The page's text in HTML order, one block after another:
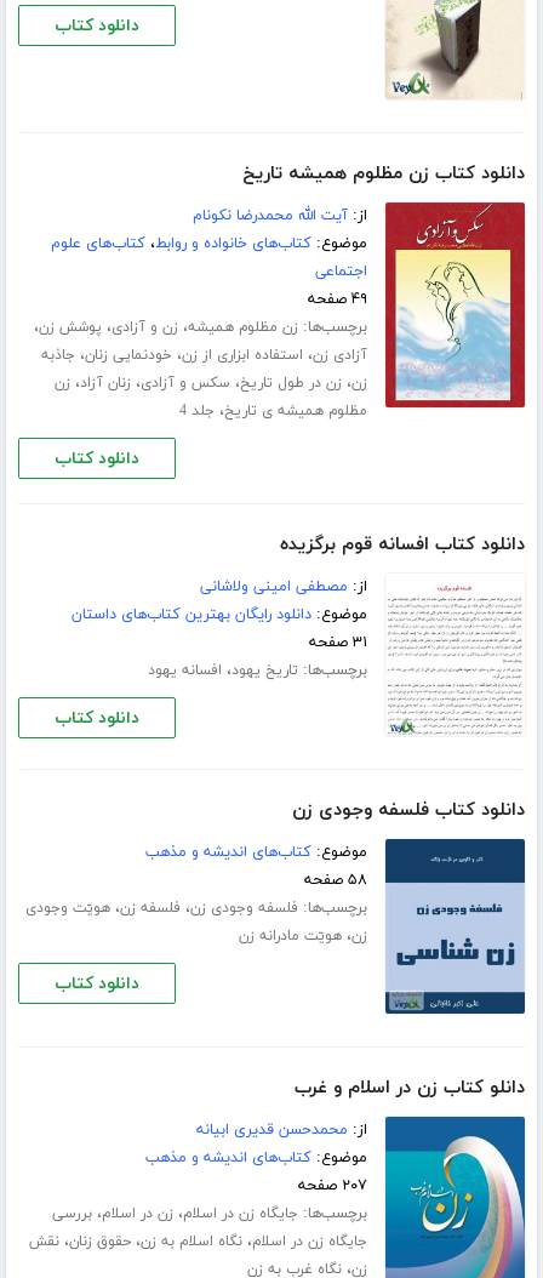
دانلود کتاب
دانلود کتاب زن مظلوم همیشه تاریخ
از:آیت الله محمدرضا نکونام
موضوع:کتاب‌های خانواده و روابط،کتاب‌های علوم
اجتماعی
۴۹ صفحه
برچسب‌ها: زن مظلوم همیشه، زن و آزادی، پوشش زن،
آزادی زن، استفاده ابزاری از زن، خودنمایی زنان، جاذبه
زن، زن در طول تاریخ، سکس و آزادی، زنان آزاد، زن
مظلوم همیشه ی تاریخ، جلد 4
دانلود کتاب
دانلود کتاب افسانه قوم برگزیده
از: مصطفی امینی ولاشانی
موضوع:دانلود رایگان بهترین کتاب‌های داستان
۳۱ صفحه
برچسب‌ها: تاریخ یهود، افسانه یهود
دانلود کتاب
دانلود کتاب فلسفه وجودی زن
موضوع:کتاب‌های اندیشه و مذهب
۵۸ صفحه
برچسب‌ها: فلسفه وجودی زن، فلسفه زن،ھویّت وجودی
زن،ھویّت مادرانه زن
دانلود کتاب
دانلو کتاب زن در اسلام و غرب
از: محمدحسن قدیری ابیانه
موضوع:کتاب‌های اندیشه و مذهب
۲۰۷ صفحه
برچسب‌ها: جایگاه زن در اسلام، زن در اسلام،بررسی
جایگاه زن در اسلام،نگاه اسلام به زن،حقوق زنان،نقش
زن،نگاه غرب به زن